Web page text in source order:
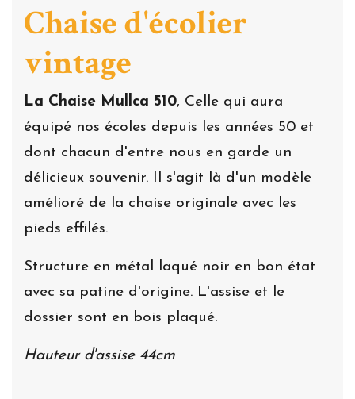
Chaise d'écolier
vintage
La Chaise Mullca 510, Celle qui aura
équipé nos écoles depuis les années 50 et
dont chacun d'entre nous en garde un
délicieux souvenir. Il s'agit là d'un modèle
amélioré de la chaise originale avec les
pieds effilés.
Structure en métal laqué noir en bon état
avec sa patine d'origine. L'assise et le
dossier sont en bois plaqué.
Hauteur d'assise 44cm